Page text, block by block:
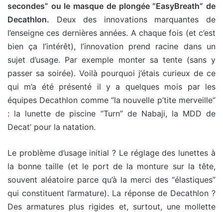
secondes” ou le masque de plongée “EasyBreath” de
Decathlon. Deux des innovations marquantes de
l’enseigne ces dernières années. A chaque fois (et c’est
bien ça l’intérêt), l’innovation prend racine dans un
sujet d’usage. Par exemple monter sa tente (sans y
passer sa soirée). Voilà pourquoi j’étais curieux de ce
qui m’a été présenté il y a quelques mois par les
équipes Decathlon comme “la nouvelle p’tite merveille”
: la lunette de piscine “Turn” de Nabaji, la MDD de
Decat’ pour la natation.
Le problème d’usage initial ? Le réglage des lunettes à
la bonne taille (et le port de la monture sur la tête,
souvent aléatoire parce qu’à la merci des “élastiques”
qui constituent l’armature). La réponse de Decathlon ?
Des armatures plus rigides et, surtout, une mollette